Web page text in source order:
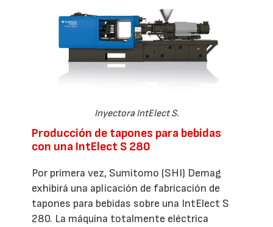
Inyectora IntElect S.
Producción de tapones para bebidas
con una IntElect S 280
Por primera vez, Sumitomo (SHI) Demag
exhibirá una aplicación de fabricación de
tapones para bebidas sobre una IntElect S
280. La máquina totalmente eléctrica